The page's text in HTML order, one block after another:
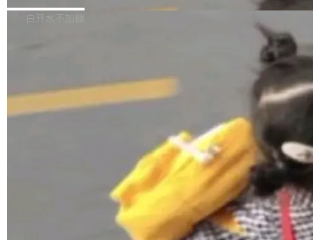
企业需要的已不仅是传统排名优化,更是能够在AI
为了避免一些用户在从之前的 LibreOffice 版本
ce 25.8 分支已于 6 月 12 日停止维护，此后该
软件的安全更新工作...
升超过 50%，在法律、医疗和金融基准测试中，
白开水不加糖